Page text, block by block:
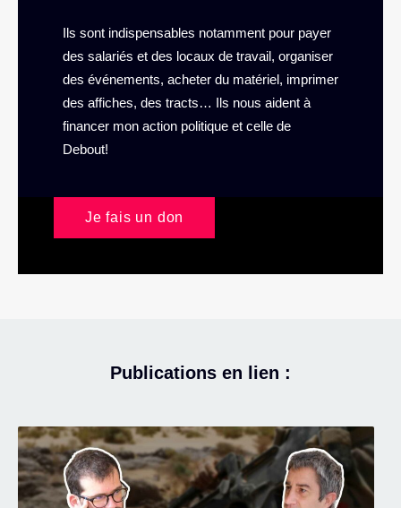
Ils sont indispensables notamment pour payer
des salariés et des locaux de travail, organiser
des événements, acheter du matériel, imprimer
des affiches, des tracts… Ils nous aident à
financer mon action politique et celle de
Debout!
Je fais un don
Publications en lien :